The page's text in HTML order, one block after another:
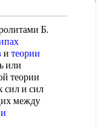
Б.
и теории
или
теории
сил и сил
между